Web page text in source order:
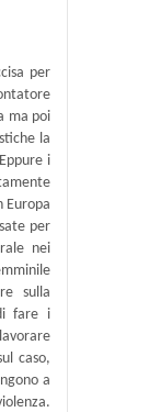
per
ma poi
la
i
Europa
per
nei
sulla
fare i
caso,
a